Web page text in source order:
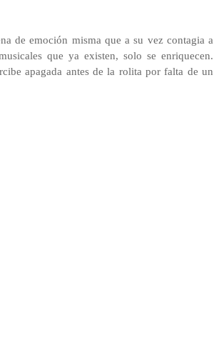
de emoción misma que a su vez contagia a
que ya existen, solo se enriquecen.
apagada antes de la rolita por falta de un